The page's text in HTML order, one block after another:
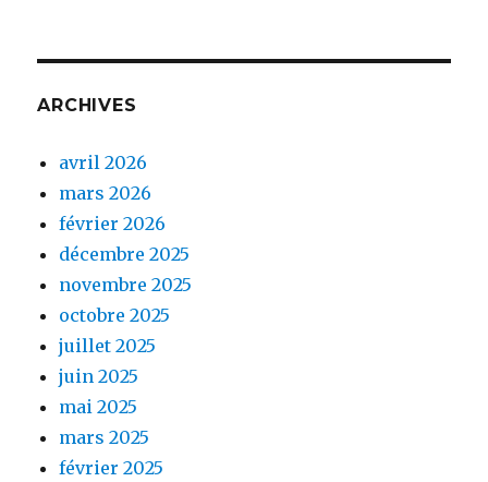
ARCHIVES
avril 2026
mars 2026
février 2026
décembre 2025
novembre 2025
octobre 2025
juillet 2025
juin 2025
mai 2025
mars 2025
février 2025